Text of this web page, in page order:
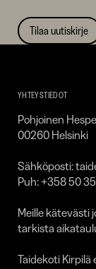
Tilaa uutiskirje
KirpiläYHTEYSTIEDOT
Pohjoinen
00260 Helsinki
Sähköposti:
Puh: +358 50
Meille kätevästi
tarkista
Taidekoti Kirpilä